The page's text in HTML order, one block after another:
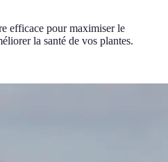
efficace pour maximiser le
la santé de vos plantes.